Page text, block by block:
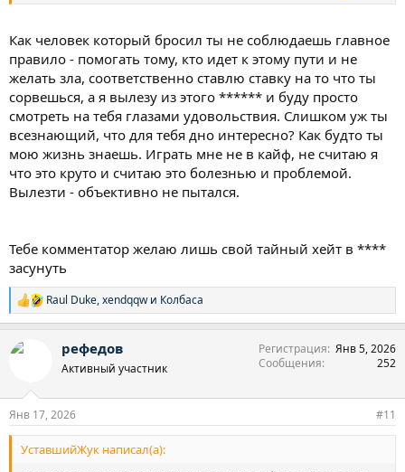
Как человек который бросил ты не соблюдаешь главное
правило - помогать тому, кто идет к этому пути и не
желать зла, соответственно ставлю ставку на то что ты
сорвешься, а я вылезу из этого ****** и буду просто
смотреть на тебя глазами удовольствия. Слишком уж ты
всезнающий, что для тебя дно интересно? Как будто ты
мою жизнь знаешь. Играть мне не в кайф, не считаю я
что это круто и считаю это болезнью и проблемой.
Вылезти - объективно не пытался.
Тебе комментатор желаю лишь свой тайный хейт в ****
засунуть
Р
е
к
Raul Duke,xendqqwи Колбаса
рефедов
Активный участник
Регистрация Янв 5, 2026
Сообщения
252
Янв 17, 2026 #11
УставшийЖук написал(а):